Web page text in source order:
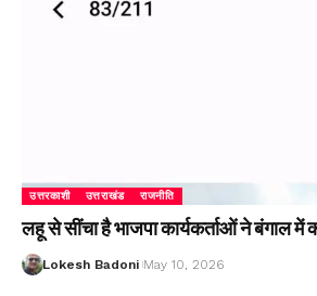
उत्तरकाशी उत्तराखंड राजनीति
लहू से सींचा है भाजपा कार्यकर्ताओं ने बंगाल में
Lokesh Badoni May 10, 2026